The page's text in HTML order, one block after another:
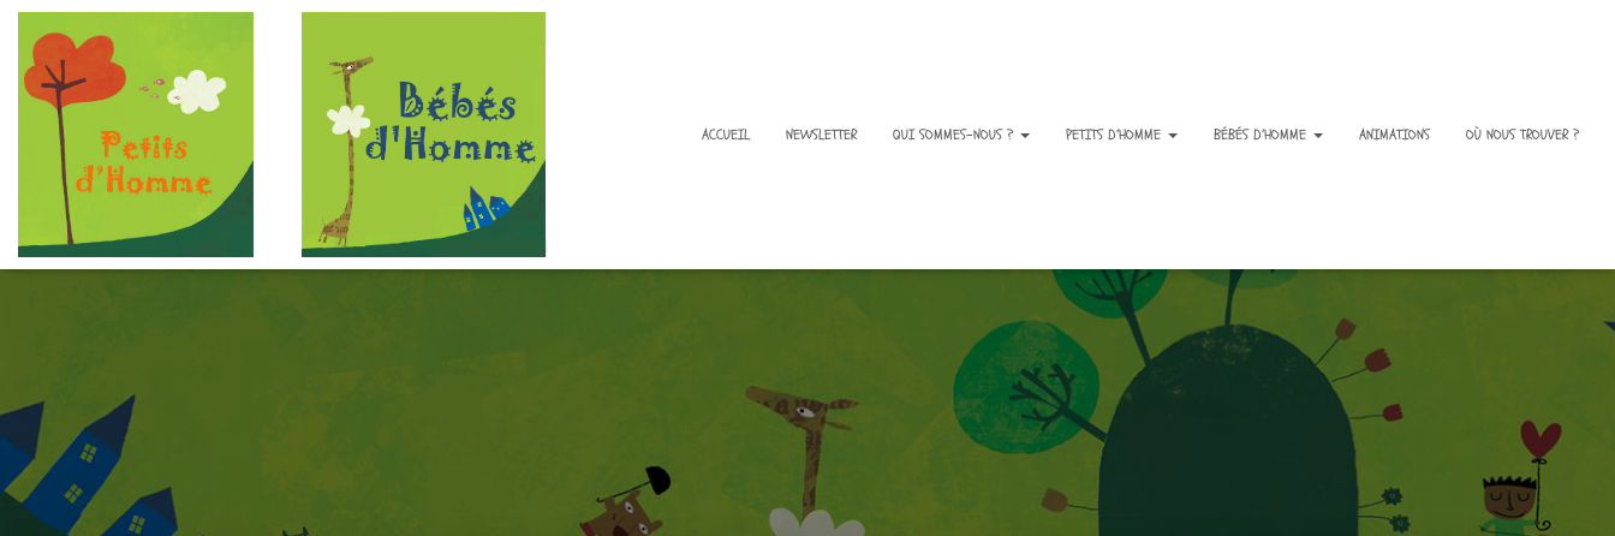
ACCUEIL NEWSLETTER QUI SOMMES-NOUS ? PETITS D’HOMME BÉBÉS D’HOMME ANIMATIONS OÙ NOUS TROUVER ?